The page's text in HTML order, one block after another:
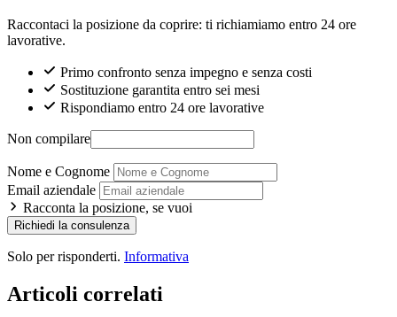
Raccontaci la posizione da coprire: ti richiamiamo entro 24 ore
lavorative.
Primo confronto senza impegno e senza costi
Sostituzione garantita entro sei mesi
Rispondiamo entro 24 ore lavorative
Non compilare
Nome e Cognome
Email aziendale
Racconta la posizione, se vuoi
Richiedi la consulenza
Solo per risponderti. Informativa
Articoli correlati